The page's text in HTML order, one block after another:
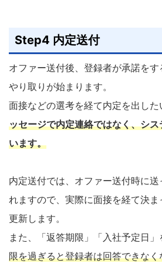
Step4 内定送付
オファー送付後、登録者が承諾を
やり取りが始まります。
面接などの選考を経て内定を出した
ッセージで内定連絡ではなく、シ
います。
内定送付では、オファー送付時に
れますので、実際に面接を経て決
更新します。
また、「返答期限」「入社予定日」
限を過ぎると登録者は回答できな